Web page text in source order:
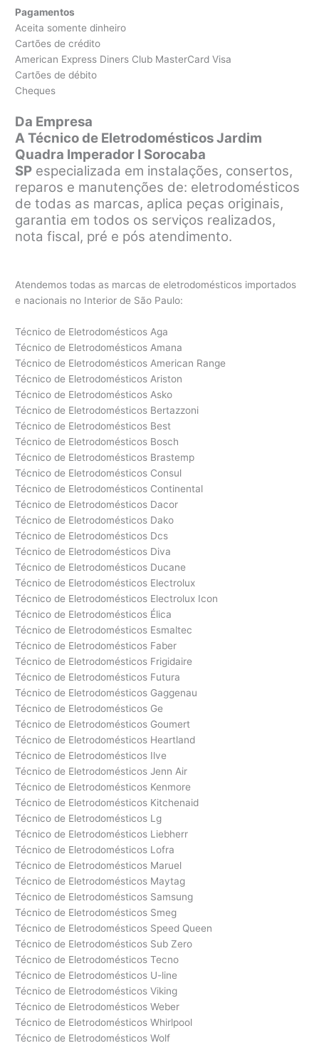
Pagamentos
Aceita somente dinheiro
Cartões de crédito
American Express Diners Club MasterCard Visa
Cartões de débito
Cheques
Da Empresa
A Técnico de Eletrodomésticos Jardim
Quadra Imperador I Sorocaba
SP especializada em instalações, consertos,
reparos e manutenções de: eletrodomésticos
de todas as marcas, aplica peças originais,
garantia em todos os serviços realizados,
nota fiscal, pré e pós atendimento.
Atendemos todas as marcas de eletrodomésticos importados
e nacionais no Interior de São Paulo:
Técnico de Eletrodomésticos Aga
Técnico de Eletrodomésticos Amana
Técnico de Eletrodomésticos American Range
Técnico de Eletrodomésticos Ariston
Técnico de Eletrodomésticos Asko
Técnico de Eletrodomésticos Bertazzoni
Técnico de Eletrodomésticos Best
Técnico de Eletrodomésticos Bosch
Técnico de Eletrodomésticos Brastemp
Técnico de Eletrodomésticos Consul
Técnico de Eletrodomésticos Continental
Técnico de Eletrodomésticos Dacor
Técnico de Eletrodomésticos Dako
Técnico de Eletrodomésticos Dcs
Técnico de Eletrodomésticos Diva
Técnico de Eletrodomésticos Ducane
Técnico de Eletrodomésticos Electrolux
Técnico de Eletrodomésticos Electrolux Icon
Técnico de Eletrodomésticos Élica
Técnico de Eletrodomésticos Esmaltec
Técnico de Eletrodomésticos Faber
Técnico de Eletrodomésticos Frigidaire
Técnico de Eletrodomésticos Futura
Técnico de Eletrodomésticos Gaggenau
Técnico de Eletrodomésticos Ge
Técnico de Eletrodomésticos Goumert
Técnico de Eletrodomésticos Heartland
Técnico de Eletrodomésticos Ilve
Técnico de Eletrodomésticos Jenn Air
Técnico de Eletrodomésticos Kenmore
Técnico de Eletrodomésticos Kitchenaid
Técnico de Eletrodomésticos Lg
Técnico de Eletrodomésticos Liebherr
Técnico de Eletrodomésticos Lofra
Técnico de Eletrodomésticos Maruel
Técnico de Eletrodomésticos Maytag
Técnico de Eletrodomésticos Samsung
Técnico de Eletrodomésticos Smeg
Técnico de Eletrodomésticos Speed Queen
Técnico de Eletrodomésticos Sub Zero
Técnico de Eletrodomésticos Tecno
Técnico de Eletrodomésticos U-line
Técnico de Eletrodomésticos Viking
Técnico de Eletrodomésticos Weber
Técnico de Eletrodomésticos Whirlpool
Técnico de Eletrodomésticos Wolf